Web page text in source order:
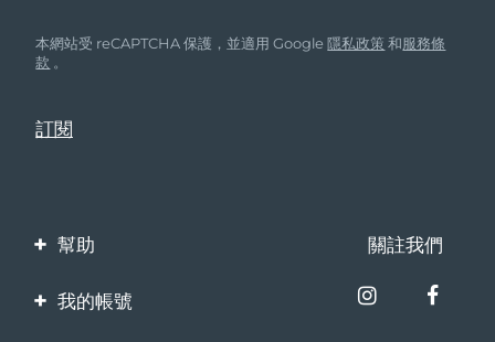
本網站受 reCAPTCHA 保護，並適用 Google隱私政策 和服務條
款 。
幫助
聯繫我們
關註我們
我的帳號